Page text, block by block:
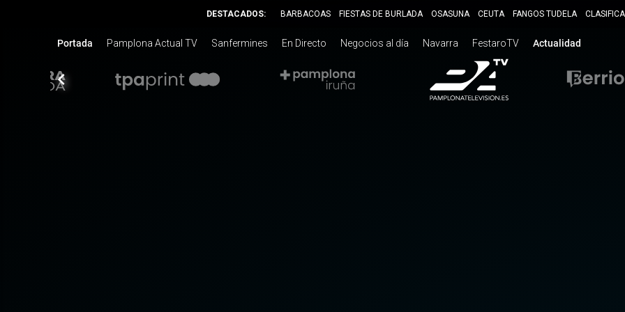
DESTACADOS: BARBACOAS FIESTAS DE BURLADA OSASUNA CEUTA FANGOS TUDELA
Portada Pamplona Actual TV Sanfermines En Directo Negocios al día Navarra FestaroTV Actualidad
chevron_left